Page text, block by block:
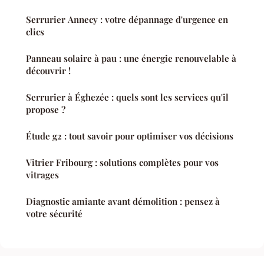
Serrurier Annecy : votre dépannage d'urgence en
clics
Panneau solaire à pau : une énergie renouvelable à
découvrir !
Serrurier à Éghezée : quels sont les services qu'il
propose ?
Étude g2 : tout savoir pour optimiser vos décisions
Vitrier Fribourg : solutions complètes pour vos
vitrages
Diagnostic amiante avant démolition : pensez à
votre sécurité